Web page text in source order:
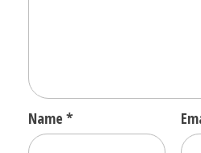
Name *